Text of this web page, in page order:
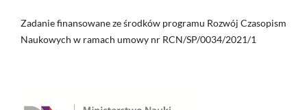
Zadanie finansowane ze środków programu Rozwój Czasopism
Naukowych w ramach umowy nr RCN/SP/0034/2021/1